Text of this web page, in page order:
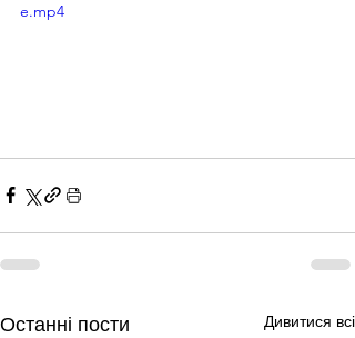
e.mp4
Останні пости Дивитися всі